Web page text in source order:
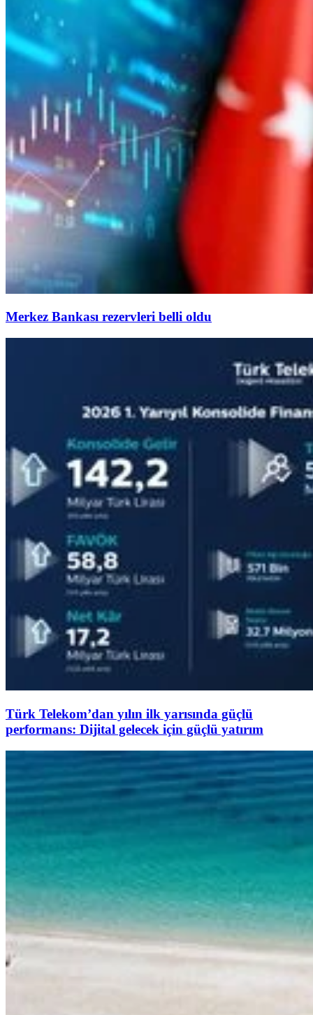
Merkez Bankası rezervleri belli oldu
Türk Telekom’dan yılın ilk yarısında güçlü
performans: Dijital gelecek için güçlü yatırım